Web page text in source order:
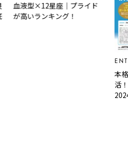
血液型×12星座｜プライド
が高いランキング！
本
活